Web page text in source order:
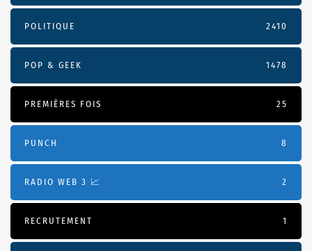
POLITIQUE 2410
POP & GEEK 1478
PREMIÈRES FOIS 25
PUNCH 8
RADIO WEB 3 📈 2
RECRUTEMENT 1